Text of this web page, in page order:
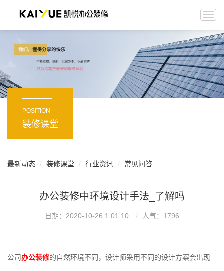
POSITION
装修课堂
最新动态 装修课堂 行业资讯 常见问答
办公装修中环境设计手法_了解吗
日期：2020-10-26 1:01:10 人气： 1796
公司办公装修的自然环境不同，设计师采用不同的设计方案会出现